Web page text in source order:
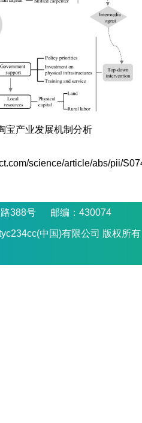
宝产业发展机制分析
science/article/abs/pii/
路388号 邮编：430074
中国)有限公司 版权所有